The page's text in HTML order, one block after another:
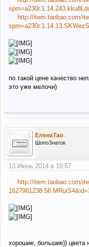
http://item.taobao.com/
по такой цене качество
это уже мелочи)
ЕленаТао
ШопоЗнаток
13 Июнь 2014 в 10:57
http://item.taobao.com/
хорошие, большие)) цвета